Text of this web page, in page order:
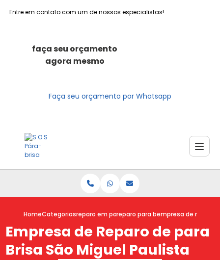
Entre em contato com um de nossos especialistas!
faça seu orçamento
agora mesmo
Faça seu orçamento por Whatsapp
HomeCategoriasreparo em para brisasreparo para brisa trincado
empresa de reparo
Empresa de Reparo de para
Brisa São Miguel Paulista